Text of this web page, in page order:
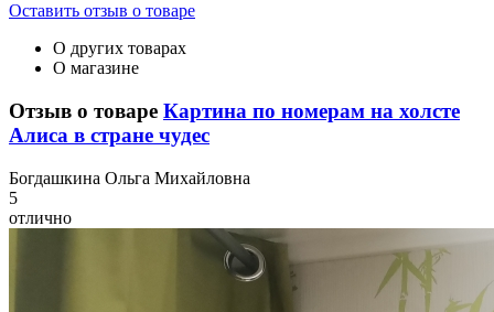
Оставить отзыв о товаре
О других товарах
О магазине
Отзыв о товаре Картина по номерам на холсте
Алиса в стране чудес
Богдашкина Ольга Михайловна
5
отлично